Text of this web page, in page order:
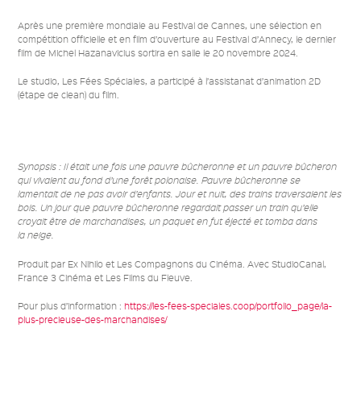
Après une première mondiale au Festival de Cannes, une sélection en
compétition officielle et en film d’ouverture au Festival d’Annecy, le dernier
film de Michel Hazanavicius sortira en salle le 20 novembre 2024.
Le studio, Les Fées Spéciales, a participé à l’assistanat d’animation 2D
(étape de clean) du film.
Synopsis : Il était une fois une pauvre bûcheronne et un pauvre bûcheron
qui vivaient au fond d’une forêt polonaise. Pauvre bûcheronne se
lamentait de ne pas avoir d’enfants. Jour et nuit, des trains traversaient les
bois. Un jour que pauvre bûcheronne regardait passer un train qu’elle
croyait être de marchandises, un paquet en fut éjecté et tomba dans
la neige.
Produit par Ex Nihilo et Les Compagnons du Cinéma. Avec StudioCanal,
France 3 Cinéma et Les Films du Fleuve.
Pour plus d’information :https://les-fees-speciales.coop/portfolio_page/la-
plus-precieuse-des-marchandises/